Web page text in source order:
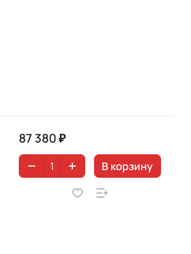
87 380 ₽
В корзину